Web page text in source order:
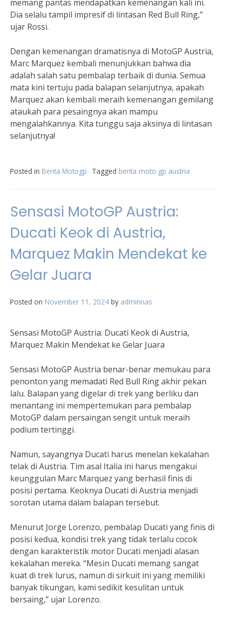
memang pantas mendapatkan kemenangan kali ini.
Dia selalu tampil impresif di lintasan Red Bull Ring,”
ujar Rossi.
Dengan kemenangan dramatisnya di MotoGP Austria,
Marc Marquez kembali menunjukkan bahwa dia
adalah salah satu pembalap terbaik di dunia. Semua
mata kini tertuju pada balapan selanjutnya, apakah
Marquez akan kembali meraih kemenangan gemilang
ataukah para pesaingnya akan mampu
mengalahkannya. Kita tunggu saja aksinya di lintasan
selanjutnya!
Posted in Berita Motogp Tagged berita moto gp austria
Sensasi MotoGP Austria:
Ducati Keok di Austria,
Marquez Makin Mendekat ke
Gelar Juara
Posted on November 11, 2024 by adminnas
Sensasi MotoGP Austria: Ducati Keok di Austria,
Marquez Makin Mendekat ke Gelar Juara
Sensasi MotoGP Austria benar-benar memukau para
penonton yang memadati Red Bull Ring akhir pekan
lalu. Balapan yang digelar di trek yang berliku dan
menantang ini mempertemukan para pembalap
MotoGP dalam persaingan sengit untuk meraih
podium tertinggi.
Namun, sayangnya Ducati harus menelan kekalahan
telak di Austria. Tim asal Italia ini harus mengakui
keunggulan Marc Marquez yang berhasil finis di
posisi pertama. Keoknya Ducati di Austria menjadi
sorotan utama dalam balapan tersebut.
Menurut Jorge Lorenzo, pembalap Ducati yang finis di
posisi kedua, kondisi trek yang tidak terlalu cocok
dengan karakteristik motor Ducati menjadi alasan
kekalahan mereka. “Mesin Ducati memang sangat
kuat di trek lurus, namun di sirkuit ini yang memiliki
banyak tikungan, kami sedikit kesulitan untuk
bersaing,” ujar Lorenzo.